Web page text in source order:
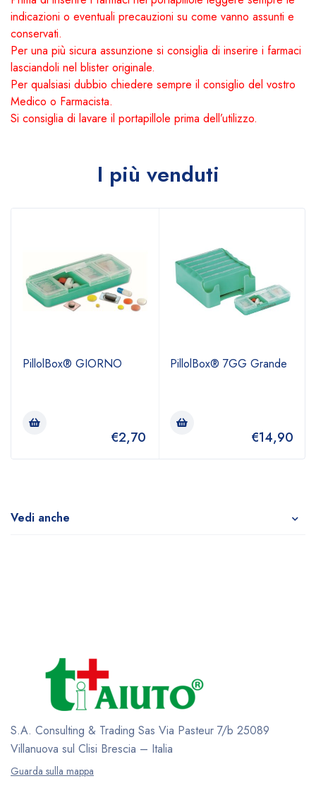
indicazioni o eventuali precauzioni su come vanno assunti e
conservati.
Per una più sicura assunzione si consiglia di inserire i farmaci
lasciandoli nel blister originale.
Per qualsiasi dubbio chiedere sempre il consiglio del vostro
Medico o Farmacista.
Si consiglia di lavare il portapillole prima dell’utilizzo.
I più venduti
PillolBox® GIORNO
€2,70
PillolBox® 7GG Grande
€14,90
Vedi anche
S.A. Consulting & Trading Sas Via Pasteur 7/b 25089
Villanuova sul Clisi Brescia – Italia
Guarda sulla mappa